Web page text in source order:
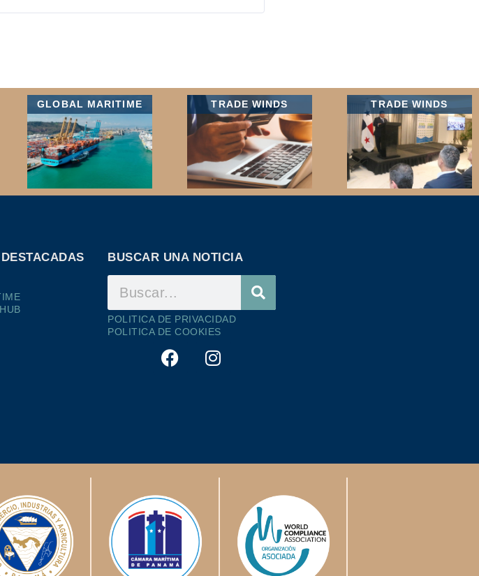
GLOBAL MARITIME TRADE WINDS TRADE WINDS
BUSCAR UNA NOTICIA
POLITICA DE PRIVACIDAD
POLITICA DE COOKIES